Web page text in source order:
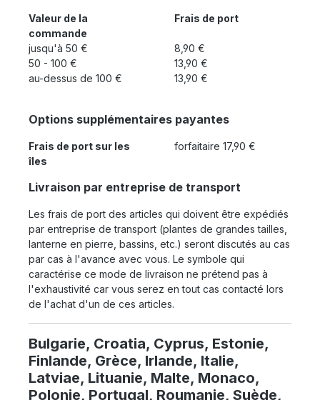
Valeur de la
commande
Frais de port
jusqu'à 50 €
8,90 €
50 - 100 €
13,90 €
au-dessus de 100 €
13,90 €
Options supplémentaires payantes
Frais de port sur les
îles
forfaitaire 17,90 €
Livraison par entreprise de transport
Les frais de port des articles qui doivent être expédiés
par entreprise de transport (plantes de grandes tailles,
lanterne en pierre, bassins, etc.) seront discutés au cas
par cas à l'avance avec vous. Le symbole qui
caractérise ce mode de livraison ne prétend pas à
l'exhaustivité car vous serez en tout cas contacté lors
de l'achat d'un de ces articles.
Bulgarie, Croatia, Cyprus, Estonie,
Finlande, Grèce, Irlande, Italie,
Latviae, Lituanie, Malte, Monaco,
Polonie, Portugal, Roumanie, Suède,